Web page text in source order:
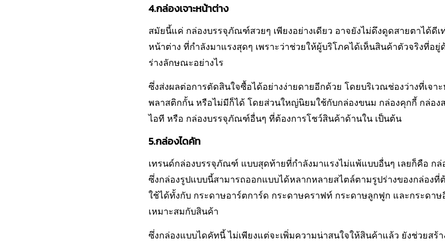
4.กล่องเจาะหน้าต่าง
สมัยนี้แค่ กล่องบรรจุภัณฑ์สวยๆ เพียงอย่างเดียว อาจยังไม่ดึงดูดสายตาได้ดีเ
หน้าต่าง ที่กำลังมาแรงสุดๆ เพราะว่าช่วยให้ผู้บริโภคได้เห็นสินค้าตัวจริงที่อยู่
ร่างลักษณะอย่างไร
ซึ่งส่งผลต่อการตัดสินใจซื้อได้อย่างง่ายดายอีกด้วย โดยบริเวณช่องว่างที่เจา
พลาสติกกั้น หรือไม่มีก็ได้ โดยส่วนใหญ่นิยมใช้กับกล่องขนม กล่องคุกกี้ กล่อง
ไอที หรือ กล่องบรรจุภัณฑ์อื่นๆ ที่ต้องการโชว์สินค้าด้านใน เป็นต้น
5.กล่องไดคัท
เทรนด์กล่องบรรจุภัณฑ์ แบบสุดท้ายที่กำลังมาแรงไม่แพ้แบบอื่นๆ เลยก็คือ กล่
ซึ่งกล่องรูปแบบนี้สามารถออกแบบได้หลากหลายสไตล์ตามรูปร่างของกล่องที่
ใช้ได้ทั้งกับ กระดาษอาร์ตการ์ด กระดาษคราฟท์ กระดาษลูกฟูก และกระดา
เหมาะสมกับสินค้า
ซึ่งกล่องแบบไดคัทนี้ ไม่เพียงแต่จะเพิ่มความน่าสนใจให้สินค้าแล้ว ยังช่วยสร้